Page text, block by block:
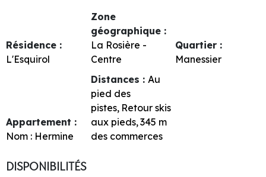
Résidence :
L'Esquirol
Zone
géographique :
La Rosière -
Centre
Quartier :
Manessier
Appartement :
Nom : Hermine
Distances : Au
pied des
pistes Retour skis
aux pieds 345 m
des commerces
DISPONIBILITÉS